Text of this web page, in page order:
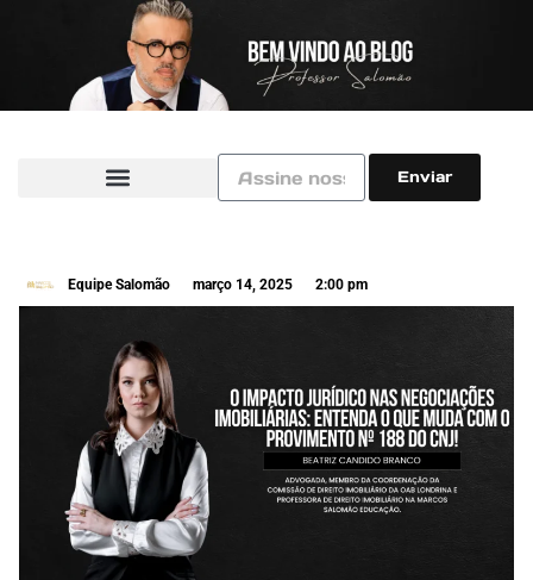
Enviar
Equipe Salomão março 14, 2025 2:00 pm